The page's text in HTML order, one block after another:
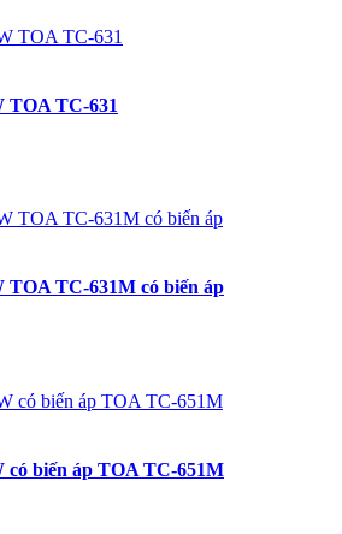
TOA TC-631
TOA TC-631M có biến áp
có biến áp TOA TC-651M